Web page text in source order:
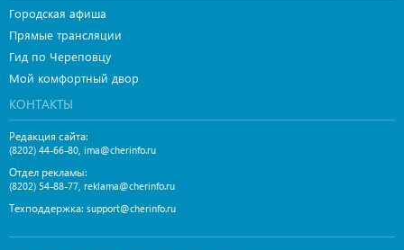
Городская афиша
Прямые трансляции
Гид по Череповцу
Мой комфортный двор
КОНТАКТЫ
Редакция сайта:
(8202) 44-66-80, ima@cherinfo.ru
Отдел рекламы:
(8202) 54-88-77, reklama@cherinfo.ru
Техподдержка: support@cherinfo.ru